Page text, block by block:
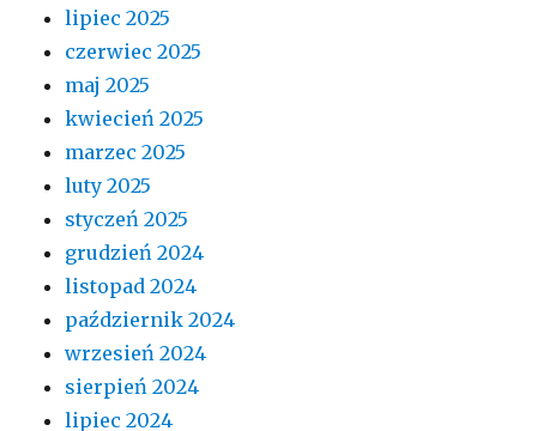
lipiec 2025
czerwiec 2025
maj 2025
kwiecień 2025
marzec 2025
luty 2025
styczeń 2025
grudzień 2024
listopad 2024
październik 2024
wrzesień 2024
sierpień 2024
lipiec 2024